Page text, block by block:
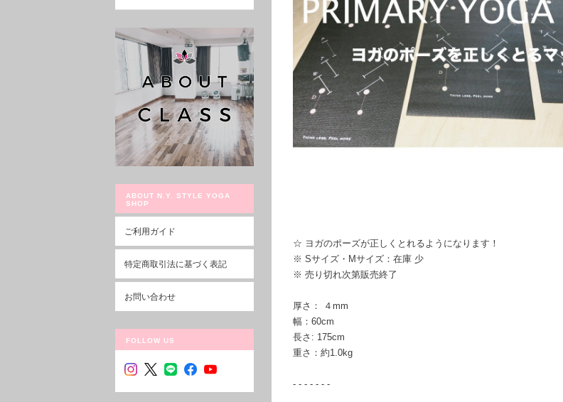
☆ ヨガのポーズが正しくとれるようになります！
※ Sサイズ・Mサイズ：在庫 少
※ 売り切れ次第販売終了
厚さ： ４mm
幅：60cm
長さ: 175cm
重さ：約1.0kg
- - - - - - -
ABOUT N.Y. STYLE YOGA
SHOP
ご利用ガイド
特定商取引法に基づく表記
お問い合わせ
FOLLOW US